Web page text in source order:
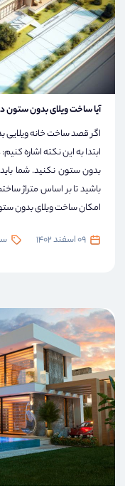
آیا ساخت ویلای بدون ستون
اگر قصد ساخت خانه ویلایی
ابتدا به این نکته اشاره
بدون ستون نکنید. شما
باشید تا بر اساس متراژ
امکان ساخت ویلای بدون
09 اسفند 1402